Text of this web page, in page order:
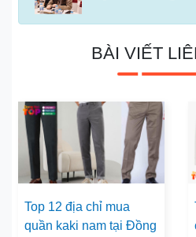
BÀI VIẾT
Top 12 địa chỉ mua
quần kaki nam tại Đồng